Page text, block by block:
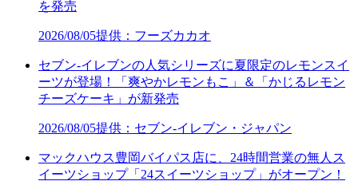
を発売
2026/08/05提供：フーズカカオ
セブン‐イレブンの人気シリーズに夏限定のレモンスイ
ーツが登場！「爽やかレモンもこ」＆「かじるレモン
チーズケーキ」が新発売
2026/08/05提供：セブン‐イレブン・ジャパン
マックハウス豊岡バイパス店に、24時間営業の無人ス
イーツショップ「24スイーツショップ」がオープン！